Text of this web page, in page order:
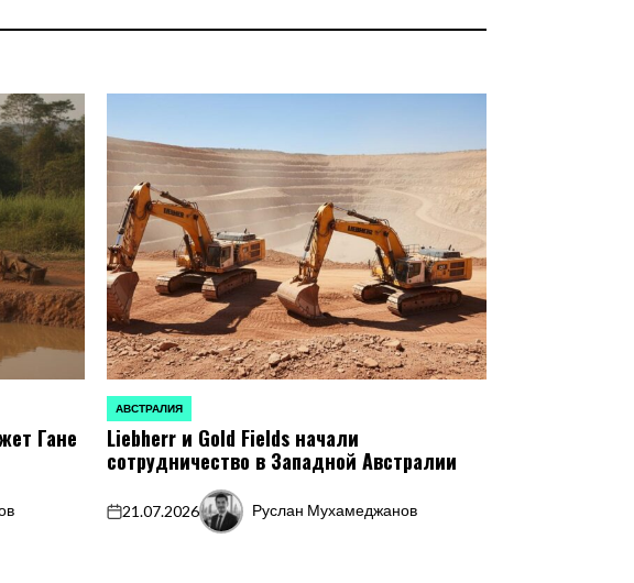
Гане
ОПУБЛИКОВАНО
В
АВСТРАЛИЯ
Liebherr и Gold Fields начали
сотрудничество в Западной Австралии
on
21.07.2026
Запись
Руслан Мухамеджанов